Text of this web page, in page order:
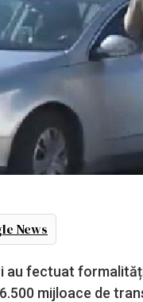
News
au fectuat
mijloace de